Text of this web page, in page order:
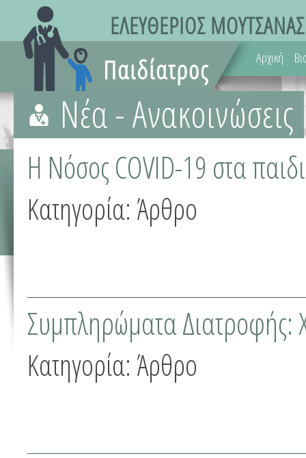
Αρχική
Νέα - Ανακοινώσεις
Η Νόσος COVID-19 στα
Κατηγορία: Άρθρο
Συμπληρώματα Διατροφής:
Κατηγορία: Άρθρο